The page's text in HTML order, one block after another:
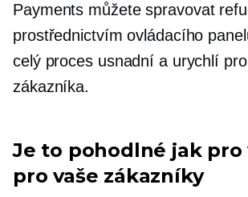
Payments můžete spravovat
prostřednictvím ovládacího
celý proces usnadní a urychlí
zákazníka.
Je to pohodlné jak pro
pro vaše zákazníky